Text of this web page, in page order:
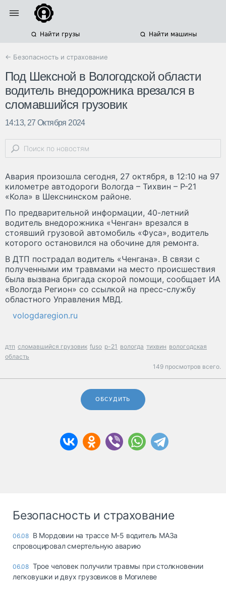
Найти грузы Найти машины
← Безопасность и страхование
Под Шексной в Вологодской области
водитель внедорожника врезался в
сломавшийся грузовик
14:13, 27 Октября 2024
Авария произошла сегодня, 27 октября, в 12:10 на 97
километре автодороги Вологда – Тихвин – Р-21
«Кола» в Шекснинском районе.
По предварительной информации, 40-летний
водитель внедорожника «Ченган» врезался в
стоявший грузовой автомобиль «Фуса», водитель
которого остановился на обочине для ремонта.
В ДТП пострадал водитель «Ченгана». В связи с
полученными им травмами на место происшествия
была вызвана бригада скорой помощи, сообщает ИА
«Вологда Регион» со ссылкой на пресс-службу
областного Управления МВД.
vologdaregion.ru
дтп сломавшийся грузовик fuso р-21 вологда тихвин вологодская
область
149 просмотров всего.
ОБСУДИТЬ
Безопасность и страхование
06.08 В Мордовии на трассе М-5 водитель МАЗа
спровоцировал смертельную аварию
06.08 Трое человек получили травмы при столкновении
легковушки и двух грузовиков в Могилеве